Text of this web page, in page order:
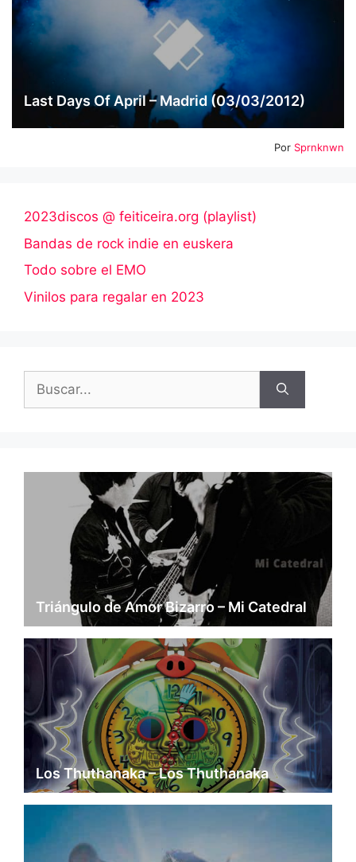
Last Days Of April – Madrid (03/03/2012)
Por Sprnknwn
2023discos @ feiticeira.org (playlist)
Bandas de rock indie en euskera
Todo sobre el EMO
Vinilos para regalar en 2023
Triángulo de Amor Bizarro – Mi Catedral
Los Thuthanaka – Los Thuthanaka